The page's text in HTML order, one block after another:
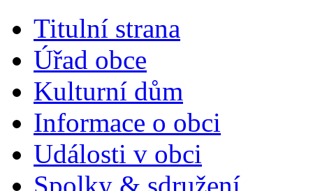
Titulní strana
Úřad obce
Kulturní dům
Informace o obci
Události v obci